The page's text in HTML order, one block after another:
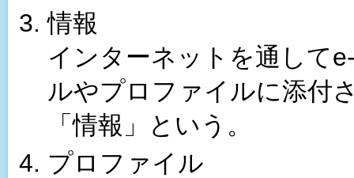
情報
インターネットを通して
ルやプロファイルに添付
「情報」という。
プロファイル